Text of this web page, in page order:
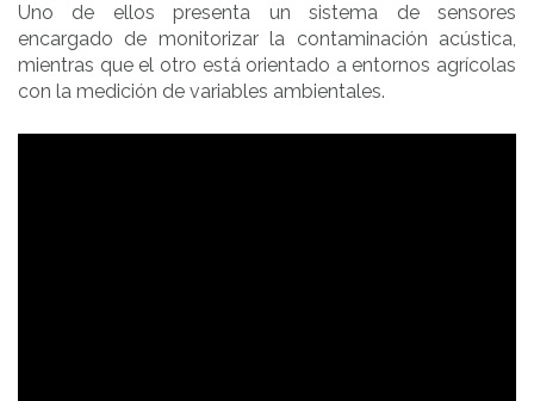
Uno de ellos presenta un sistema de sensores
encargado de monitorizar la contaminación acústica,
mientras que el otro está orientado a entornos agrícolas
con la medición de variables ambientales.